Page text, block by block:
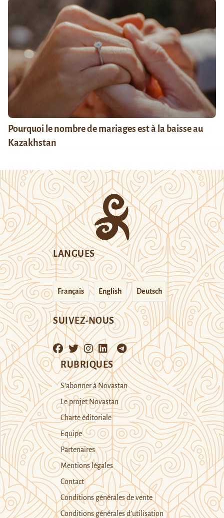
Pourquoi le nombre de mariages est à la baisse au
Kazakhstan
LANGUES
Français English Deutsch
SUIVEZ-NOUS
RUBRIQUES
S’abonner à Novastan
Le projet Novastan
Charte éditoriale
Equipe
Partenaires
Mentions légales
Contact
Conditions générales de vente
Conditions générales d’utilisation